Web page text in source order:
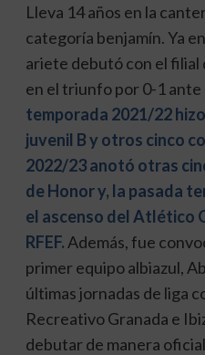
Lleva 14 años en la
categoría benjamín. Ya
ariete debutó con el
en el triunfo por 0-1 ante
temporada 2021/22
juvenil B y otros cinco
2022/23 anotó otras
de Honor y, la pasada
el ascenso del Atlético
RFEF. Además, fue
primer equipo albiazul,
últimas jornadas de liga
Recreativo Granada e
debutar de manera